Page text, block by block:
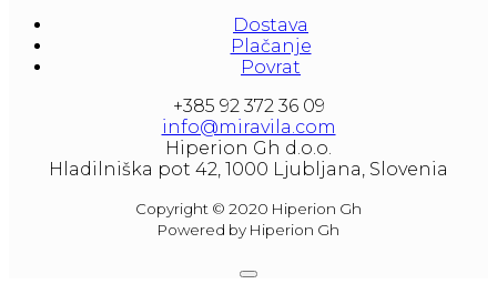
Dostava
Plačanje
Povrat
+385 92 372 36 09
info@miravila.com
Hiperion Gh d.o.o.
Hladilniška pot 42, 1000 Ljubljana, Slovenia
Copyright © 2020 Hiperion Gh
Powered by Hiperion Gh